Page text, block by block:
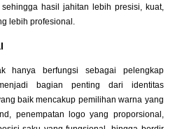
hasil jahitan lebih presisi, kuat,
lebih profesional.
hanya berfungsi sebagai pelengkap
bagian penting dari identitas
baik mencakup pemilihan warna yang
penempatan logo yang proporsional,